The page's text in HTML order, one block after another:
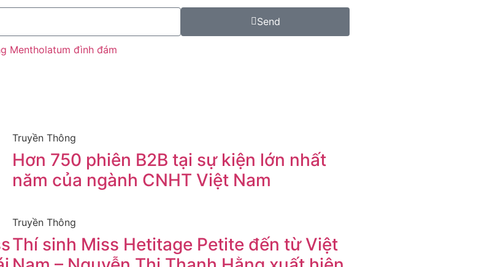
Send
Mentholatum đình đám
Truyền Thông
Hơn 750 phiên B2B tại sự kiện lớn nhất
năm của ngành CNHT Việt Nam
Truyền Thông
Thí sinh Miss Hetitage Petite đến từ Việt